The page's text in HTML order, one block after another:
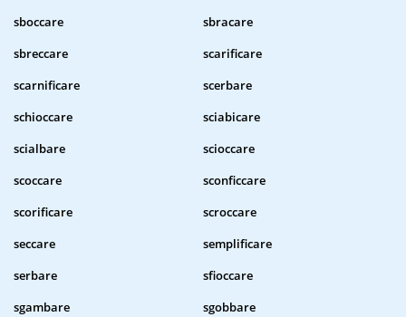
sboccare
sbracare
sbreccare
scarificare
scarnificare
scerbare
schioccare
sciabicare
scialbare
scioccare
scoccare
sconficcare
scorificare
scroccare
seccare
semplificare
serbare
sfioccare
sgambare
sgobbare